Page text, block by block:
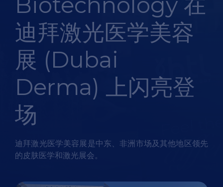
迪拜激光医学美容
展 (Dubai
Derma) 上闪亮登
场
迪拜激光医学美容展是中东、非洲市场及其他地区领先
的皮肤医学和激光展会。